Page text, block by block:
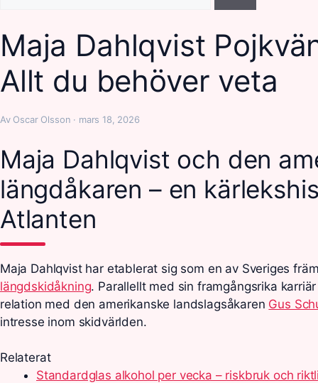
Maja Dahlqvist
Allt du behöver veta
Av Oscar Olsson · mars 18, 2026
Maja Dahlqvist och den
längdåkaren – en
Atlanten
Maja Dahlqvist har etablerat sig som en av Sveriges
längdskidåkning. Parallellt med sin framgångsrika
relation med den amerikanske landslagsåkaren Gus
intresse inom skidvärlden.
Relaterat
Standardglas alkohol per vecka – riskbruk och